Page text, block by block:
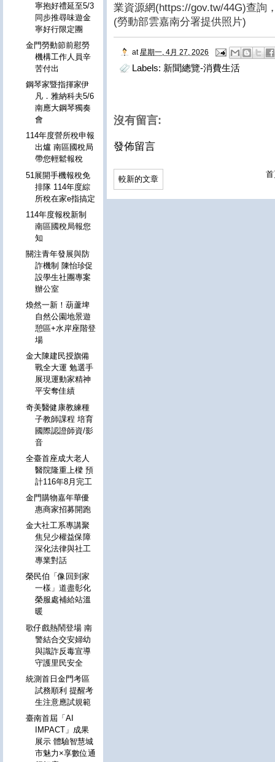
業資源網(https://gov.tw/44G)查詢
(勞動部雲嘉南分署提供照片)
at 星期一, 4月 27, 2026
Labels: 新聞總覽-消費生活
沒有留言:
發佈留言
較新的文章
寧抱好禮延至5/3
同步推尋味遊金
寧好行限定團
金門勞動節前慰勞
機構工作人員辛
苦付出
鋼琴家暨指揮家伊
凡．雅納科夫5/6
南應大鋼琴獨奏
會
114年度營所稅申報
出爐 南區國稅局
帶您輕鬆報稅
51展開手機報稅免
排隊 114年度綜
所稅在家e指搞定
114年度報稅新制
南區國稅局報您
知
關注青年發展與防
詐機制 陳怡珍促
設學生社團專案
辦公室
煥然一新！葫蘆埤
自然公園地景遊
憩區+水岸座階登
場
金大陳建民授旗備
戰全大運 勉選手
展現運動家精神
平安奪佳績
奇美醫健康教練種
子教師課程 培育
國際認證師資/影
音
全臺首座成大老人
醫院隆重上樑 預
計116年8月完工
金門購物嘉年華優
惠商家招募開跑
金大社工系專講聚
焦兒少權益保障
深化法律與社工
專業對話
榮民伯「像回到家
一樣」道盡彰化
榮服處補給站溫
暖
歌仔戲熱鬧登場 南
警結合交安婦幼
與識詐反毒宣導
守護里民安全
統測首日金門考區
試務順利 提醒考
生注意應試規範
臺南首屆「AI
IMPACT」成果
展示 體驗智慧城
市魅力×享數位通